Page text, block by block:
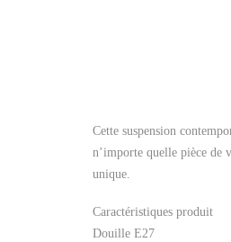
Cette suspension
n’importe quelle pièce de
unique.
Caractéristiques produit
Douille E27